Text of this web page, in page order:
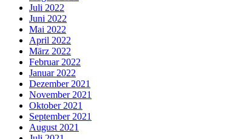
Juli 2022
Juni 2022
Mai 2022
April 2022
März 2022
Februar 2022
Januar 2022
Dezember 2021
November 2021
Oktober 2021
September 2021
August 2021